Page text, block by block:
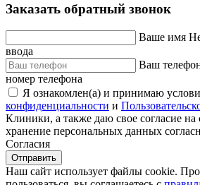
Заказать обратный звонок
Ваше имя
ввода
Ваш
номер телефона
Я ознакомлен(а) и принимаю
конфиденциальности и
Клиники, а также даю свое согласие на
хранение персональных данных
Согласия
Отправить
Наш сайт использует файлы cookie.